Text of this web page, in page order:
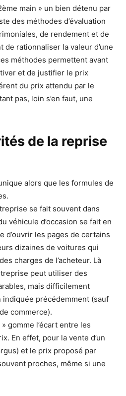
main » un bien détenu par
des méthodes d’évaluation
de rendement et de
rationnaliser la valeur d’une
méthodes permettent avant
et de justifier le prix
du prix attendu par le
pas, loin s’en faut, une
de la reprise
alors que les formules de
se fait souvent dans
véhicule d’occasion se fait en
d’ouvrir les pages de certains
dizaines de voitures qui
charges de l’acheteur. Là
peut utiliser des
mais difficilement
précédemment (sauf
commerce).
» gomme l’écart entre les
En effet, pour la vente d’un
et le prix proposé par
proches, même si une